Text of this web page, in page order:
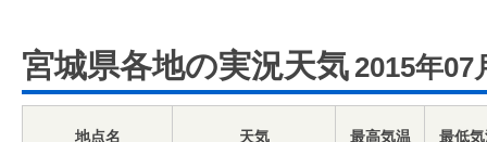
宮城県各地の実況天気 2015年07
地点名 天気 最高気温 最低